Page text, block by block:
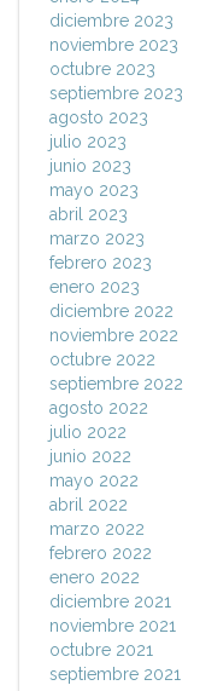
diciembre 2023
noviembre 2023
octubre 2023
septiembre 2023
agosto 2023
julio 2023
junio 2023
mayo 2023
abril 2023
marzo 2023
febrero 2023
enero 2023
diciembre 2022
noviembre 2022
octubre 2022
septiembre 2022
agosto 2022
julio 2022
junio 2022
mayo 2022
abril 2022
marzo 2022
febrero 2022
enero 2022
diciembre 2021
noviembre 2021
octubre 2021
septiembre 2021